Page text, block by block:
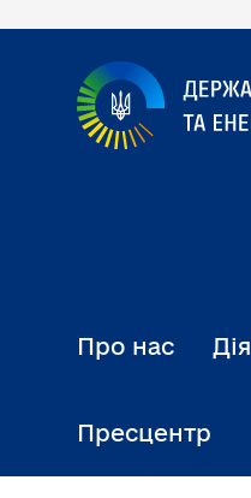
Перейти
основного
вмісту
Про нас
Пресцентр